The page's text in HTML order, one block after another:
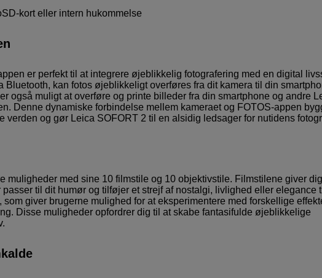
kort eller intern hukommelse
er perfekt til at integrere øjeblikkelig fotografering med en digital
Bluetooth, kan fotos øjeblikkeligt overføres fra dit kamera til din
også muligt at overføre og printe billeder fra din smartphone og andre
Denne dynamiske forbindelse mellem kameraet og FOTOS-appen
verden og gør Leica SOFORT 2 til en alsidig ledsager for nutidens
muligheder med sine 10 filmstile og 10 objektivstile. Filmstilene giver dig
til dit humør og tilføjer et strejf af nostalgi, livlighed eller elegance
giver brugerne mulighed for at eksperimentere med forskellige
Disse muligheder opfordrer dig til at skabe fantasifulde øjeblikkelige